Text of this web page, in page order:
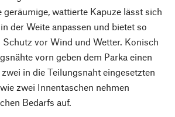
wattierte Kapuze lässt sich
der Weite anpassen und bietet so
Schutz vor Wind und Wetter. Konisch
vorn geben dem Parka einen
in die Teilungsnaht eingesetzten
zwei Innentaschen nehmen
Bedarfs auf.